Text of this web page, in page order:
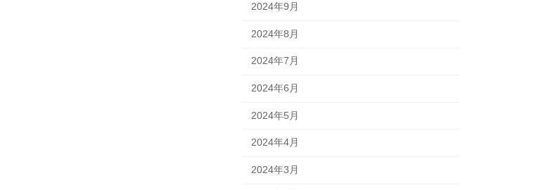
2024年9月
2024年8月
2024年7月
2024年6月
2024年5月
2024年4月
2024年3月